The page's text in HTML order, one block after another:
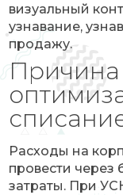
визуальный
узнавание,
продажу.
Причина
Расходы на
провести через
затраты. При